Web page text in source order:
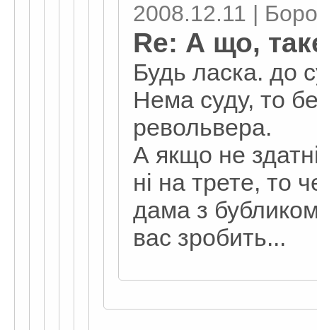
2008.12.11 |
Re: А що,
Будь ласка. до
Нема суду, то
револьвера.
А якщо не
ні на трете, то
дама з
вас зробить...